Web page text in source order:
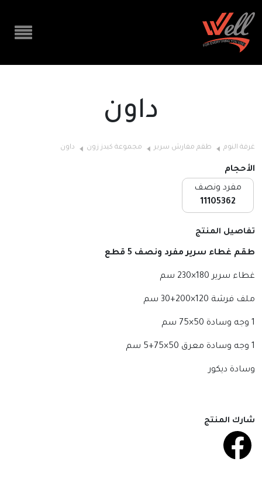
داون
غرفة النوم طقم مفارش سرير مجموعة كيدز زون داون
الأحجام
مفرد ونصف
11105362
تفاصيل المنتج
طقم غطاء سرير مفرد ونصف 5 قطع
غطاء سرير 180×230 سم
ملف فرشة 120×200+30 سم
1 وجه وسادة 50×75 سم
1 وجه وسادة معرق 50×75+5 سم
وسادة ديكور
شارك المنتج